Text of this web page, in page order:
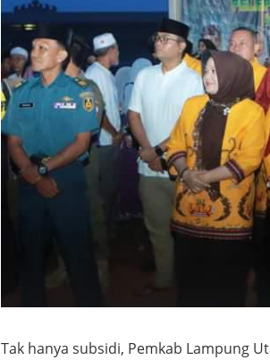
Tak hanya subsidi, Pemkab Lampung